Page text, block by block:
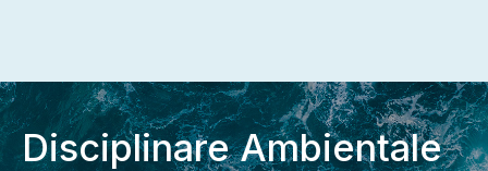
Disciplinare Ambientale